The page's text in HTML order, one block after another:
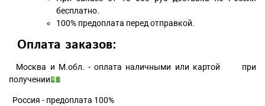
бесплатно.
100% предоплата перед отправкой.
Оплата заказов:
Москва и М.обл. - оплата наличными или картой при
получении💵
Россия - предоплата 100%